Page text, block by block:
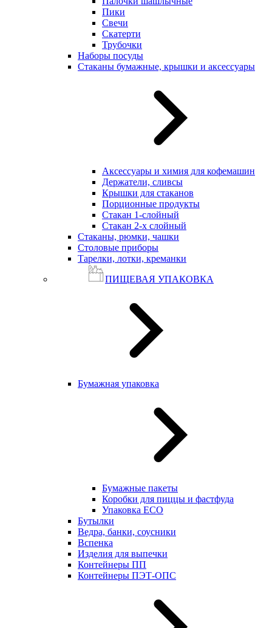
Пики
Свечи
Скатерти
Трубочки
Наборы посуды
Стаканы бумажные, крышки и аксессуары
Аксессуары и химия для кофемашин
Держатели, сливсы
Крышки для стаканов
Порционные продукты
Стакан 1-слойный
Стакан 2-х слойный
Стаканы, рюмки, чашки
Столовые приборы
Тарелки, лотки, креманки
ПИЩЕВАЯ УПАКОВКА
Бумажная упаковка
Бумажные пакеты
Коробки для пиццы и фастфуда
Упаковка ECO
Бутылки
Ведра, банки, соусники
Вспенка
Изделия для выпечки
Контейнеры ПП
Контейнеры ПЭТ-ОПС